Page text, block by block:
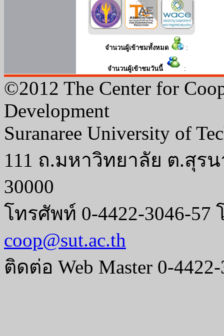
จำนวนผู้เข้าชมทั้งหมด :
จำนวนผู้เข้าชมวันนี้ :
©2012 The Center for
Development
Suranaree University of
111 ถ.มหาวิทยาลัย ต.สุร
30000
โทรศัพท์ 0-4422-3046-57
coop@sut.ac.th
ติดต่อ Web Master 0-